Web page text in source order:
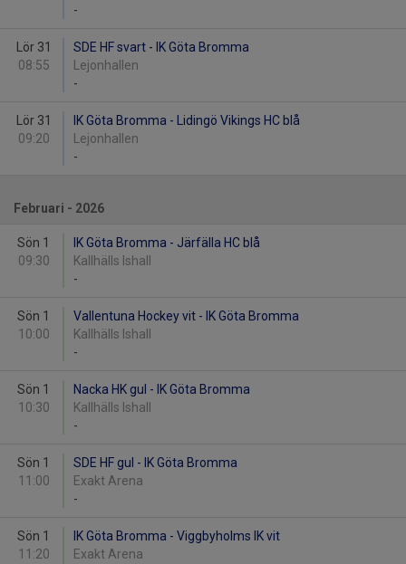
-
Lör 31
08:55
SDE HF svart - IK Göta Bromma
Lejonhallen
-
Lör 31
09:20
IK Göta Bromma - Lidingö Vikings HC blå
Lejonhallen
-
Februari - 2026
Sön 1
09:30
IK Göta Bromma - Järfälla HC blå
Kallhälls Ishall
-
Sön 1
10:00
Vallentuna Hockey vit - IK Göta Bromma
Kallhälls Ishall
-
Sön 1
10:30
Nacka HK gul - IK Göta Bromma
Kallhälls Ishall
-
Sön 1
11:00
SDE HF gul - IK Göta Bromma
Exakt Arena
-
Sön 1
11:20
IK Göta Bromma - Viggbyholms IK vit
Exakt Arena